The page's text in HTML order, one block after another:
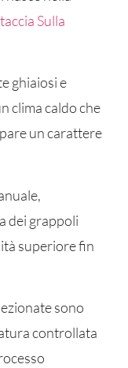
Sulla
ghiaiosi e
clima caldo che
un carattere
dei grappoli
superiore fin
sono
controllata